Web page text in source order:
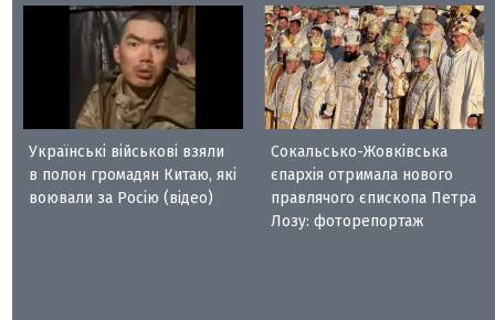
Українські військові взяли
в полон громадян Китаю, які
воювали за Росію (відео)
Сокальсько-Жовківська
єпархія отримала нового
правлячого єпископа Петра
Лозу: фоторепортаж